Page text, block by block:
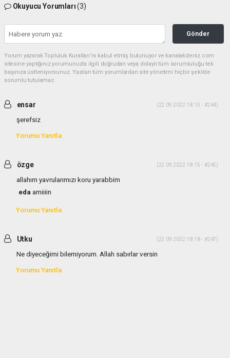
Okuyucu Yorumları(3)
Gönder
Yorum yazarak Topluluk Kuralları’nı kabul etmiş bulunuyor ve kanalakdeniz.com
sitesine yaptığınız yorumunuzla ilgili doğrudan veya dolaylı tüm sorumluluğu tek
başınıza üstleniyorsunuz. Yazılan tüm yorumlardan site yönetimi hiçbir şekilde
sorumlu tutulamaz.
ensar (22.09.2022 18:15 - #244)
şerefsiz
Yorumu Yanıtla
özge (22.09.2022 18:15 - #245)
allahım yavrularımızı koru yarabbim
eda amiiiin
Yorumu Yanıtla
Utku (22.09.2022 18:18 - #247)
Ne diyeceğimi bilemiyorum. Allah sabırlar versin
Yorumu Yanıtla